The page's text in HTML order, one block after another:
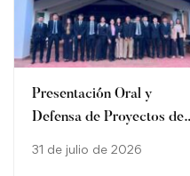
Presentación Oral y
Defensa de Proyectos de
31 de julio de 2026